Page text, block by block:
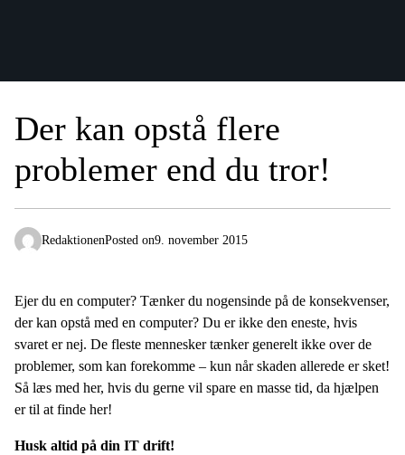
Der kan opstå flere
problemer end du tror!
RedaktionenPosted on9. november 2015
Ejer du en computer? Tænker du nogensinde på de konsekvenser,
der kan opstå med en computer? Du er ikke den eneste, hvis
svaret er nej. De fleste mennesker tænker generelt ikke over de
problemer, som kan forekomme – kun når skaden allerede er sket!
Så læs med her, hvis du gerne vil spare en masse tid, da hjælpen
er til at finde her!
Husk altid på din IT drift!